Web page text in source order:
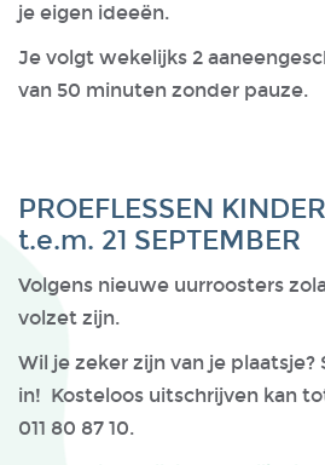
je eigen ideeën.
Je volgt wekelijks 2
van 50 minuten zonder pauze.
PROEFLESSEN
t.e.m. 21 SEPTEMBER
Volgens nieuwe uurroosters
volzet zijn.
Wil je zeker zijn van je plaatsje?
in! Kosteloos uitschrijven kan
011 80 87 10.